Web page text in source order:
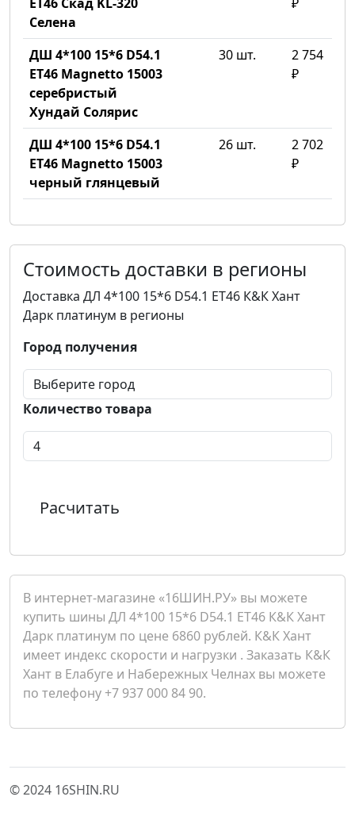
Селена
ДШ 4*100 15*6 D54.1
ET46 Magnetto 15003
серебристый
Хундай Солярис
30 шт.
2 754
₽
ДШ 4*100 15*6 D54.1
ET46 Magnetto 15003
черный глянцевый
26 шт.
2 702
₽
Стоимость доставки в регионы
Доставка ДЛ 4*100 15*6 D54.1 ET46 К&К Хант
Дарк платинум в регионы
Город получения
Количество товара
Расчитать
В интернет-магазине «16ШИН.РУ» вы можете
купить шины ДЛ 4*100 15*6 D54.1 ET46 К&К Хант
Дарк платинум по цене 6860 рублей. К&К Хант
имеет индекс скорости и нагрузки . Заказать К&К
Хант в Елабуге и Набережных Челнах вы можете
по телефону +7 937 000 84 90.
© 2024 16SHIN.RU